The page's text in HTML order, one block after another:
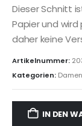
Dieser Schnitt
Papier und wird
daher keine
Artikelnummer:
Kategorien:
IN DEN